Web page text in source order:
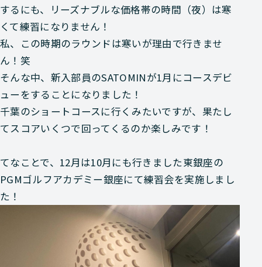
するにも、リーズナブルな価格帯の時間（夜）は寒
くて練習になりません！
私、この時期のラウンドは寒いが理由で行きませ
ん！笑
そんな中、新入部員のSATOMINが1月にコースデビ
ューをすることになりました！
千葉のショートコースに行くみたいですが、果たし
てスコアいくつで回ってくるのか楽しみです！
てなことで、12月は10月にも行きました東銀座の
PGMゴルフアカデミー銀座にて練習会を実施しまし
た！